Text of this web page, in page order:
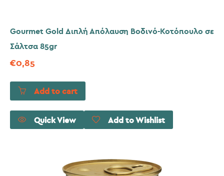
Gourmet Gold Διπλή Απόλαυση Βοδινό-Κοτόπουλο σε
Σάλτσα 85gr
€0,85
Add to cart
Quick View Add to Wishlist